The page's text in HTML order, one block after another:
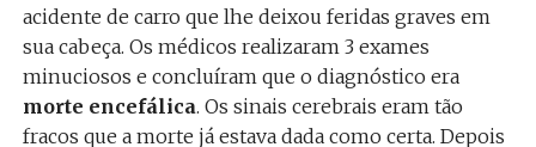
acidente de carro que lhe deixou feridas graves em
sua cabeça. Os médicos realizaram 3 exames
minuciosos e concluíram que o diagnóstico era
morte encefálica. Os sinais cerebrais eram tão
fracos que a morte já estava dada como certa. Depois